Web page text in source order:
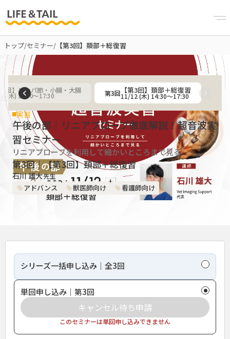
トップ/セミナー/ 【第3回】頚部＋総復習
2回】リンパ節・小腸・大腸
(木) 14:30〜17:30 第3回 【第3回】頚部＋総復習
11/12 (木) 14:30〜17:30
実習
午後の部｜リニアプローブ徹底解説！超音波実
習セミナー
リニアプローブを利用して細かいところまで見る
第3回｜【第3回】頚部＋総復習
石川 雄大先生
アドバンス 獣医師向け 看護師向け
シリーズ一括申し込み｜全3回
単回申し込み｜第3回
キャンセル待ち申請
このセミナーは単回申し込みできません